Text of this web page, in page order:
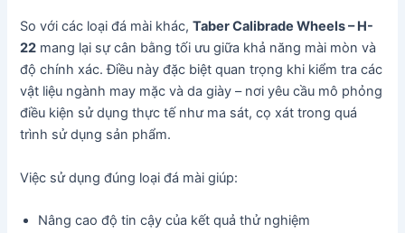
So với các loại đá mài khác,Taber Calibrade Wheels – H-
22 mang lại sự cân bằng tối ưu giữa khả năng mài mòn và
độ chính xác. Điều này đặc biệt quan trọng khi kiểm tra các
vật liệu ngành may mặc và da giày – nơi yêu cầu mô phỏng
điều kiện sử dụng thực tế như ma sát, cọ xát trong quá
trình sử dụng sản phẩm.
Việc sử dụng đúng loại đá mài giúp:
Nâng cao độ tin cậy của kết quả thử nghiệm